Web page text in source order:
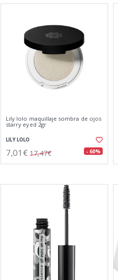
Lily lolo maquillaje sombra de ojos
starry eyed 2gr
LILY LOLO
7,01€ 17,47€ - 60%